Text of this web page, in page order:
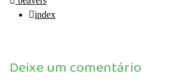
index
Deixe um comentário